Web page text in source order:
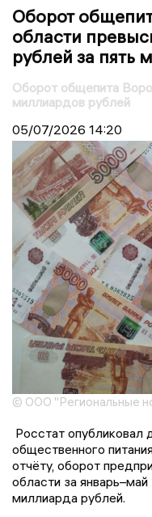
Оборот
области
рублей за пять
Оборот общепита
миллиардов рублей
05/07/2026 14:20
© ООО "Региональные
Росстат опубликовал
общественного
отчёту, оборот
области за
миллиарда рублей.